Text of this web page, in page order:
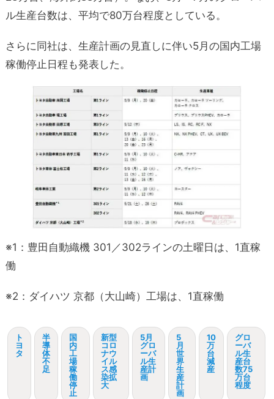
ル生産台数は、平均で80万台程度としている。
さらに同社は、生産計画の見直しに伴い5月の国内工場
稼働停止日程も発表した。
※1：豊田自動織機 301／302ラインの土曜日は、1直稼
働
※2：ダイハツ 京都（大山崎）工場は、1直稼働
ト
ヨ
タ
半
導
体
不
足
国
内
工
場
稼
働
停
止
新型
コロ
ナウ
イル
ス感
染拡
大
5月
グロ
ーバ
ル生
産計
画
5
月
世
界
生
産
計
画
10
万
台
減
産
グロ
ーバ
ル生
産台
数75
万台
程度